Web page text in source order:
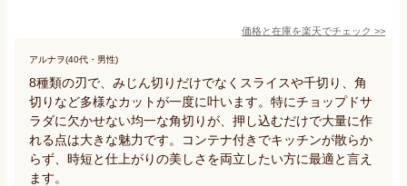
価格と在庫を楽天でチェック >>
アルナヲ(40代・男性)
8種類の刃で、みじん切りだけでなくスライスや千切り、角
切りなど多様なカットが一度に叶います。特にチョップドサ
ラダに欠かせない均一な角切りが、押し込むだけで大量に作
れる点は大きな魅力です。コンテナ付きでキッチンが散らか
らず、時短と仕上がりの美しさを両立したい方に最適と言え
ます。